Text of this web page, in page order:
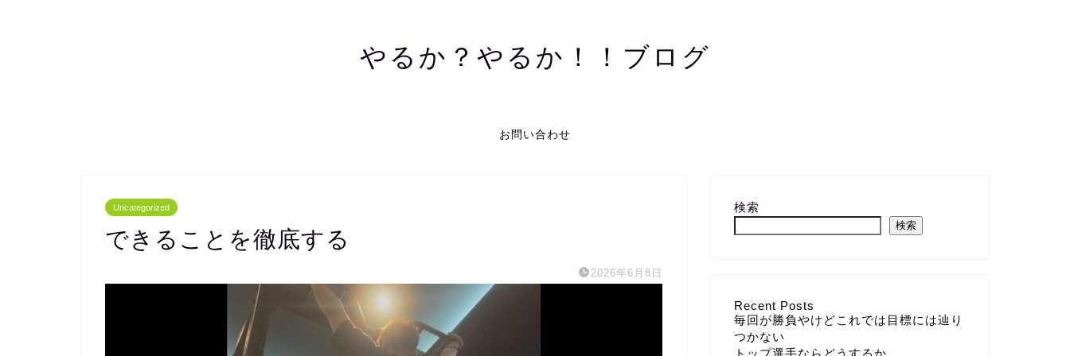
やるか？やるか！！ブログ
お問い合わせ
Uncategorized
できることを徹底する
2026年6月8日
検索
検索
Recent Posts
毎回が勝負やけどこれでは目標には辿り
つかない
トップ選手ならどうするか